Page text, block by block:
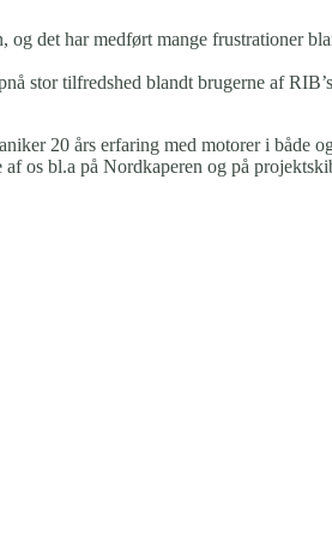
det har medført mange frustrationer
stor tilfredshed blandt brugerne af
20 års erfaring med motorer i både
os bl.a på Nordkaperen og på